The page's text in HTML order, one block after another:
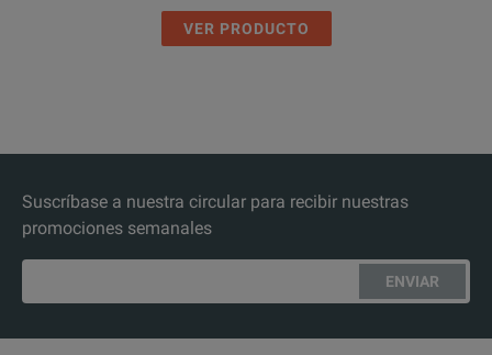
VER PRODUCTO
Suscríbase a nuestra circular para recibir nuestras
promociones semanales
ENVIAR